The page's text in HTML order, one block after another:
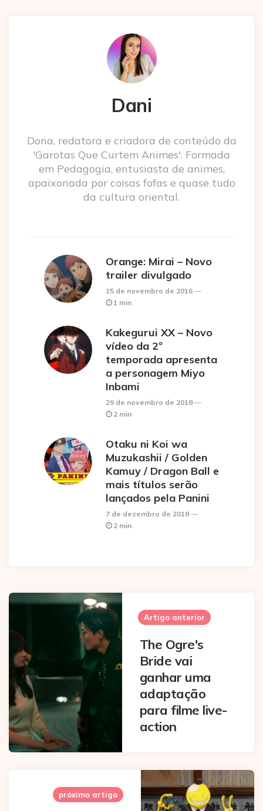
Dani
Dona, redatora e criadora de conteúdo da
'Garotas Que Curtem Animes'. Formada
em Pedagogia, entusiasta de animes,
apaixonada por coisas fofas e quase tudo
da cultura oriental.
Orange: Mirai – Novo
trailer divulgado
15 de novembro de 2016
1 min
Kakegurui XX – Novo
vídeo da 2º
temporada apresenta
a personagem Miyo
Inbami
29 de novembro de 2018
2 min
Otaku ni Koi wa
Muzukashii / Golden
Kamuy / Dragon Ball e
mais títulos serão
lançados pela Panini
7 de dezembro de 2018
2 min
Post
navigation
Artigo anterior
The Ogre's
Bride vai
ganhar uma
adaptação
para filme live-
action
próximo artigo